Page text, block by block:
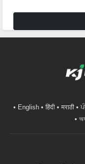
English हिंदी मराठी